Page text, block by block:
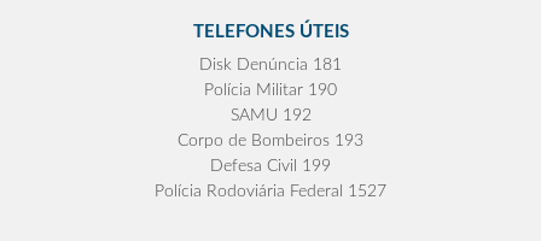
TELEFONES ÚTEIS
Disk Denúncia 181
Polícia Militar 190
SAMU 192
Corpo de Bombeiros 193
Defesa Civil 199
Polícia Rodoviária Federal 1527